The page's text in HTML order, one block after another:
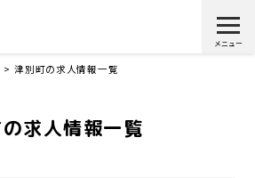
津別町の求人情報一覧
求人情報一覧